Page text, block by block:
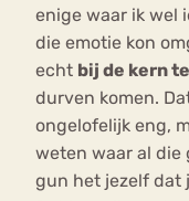
enige waar ik wel
die emotie kon
echt bij de kern
durven komen.
ongelofelijk eng,
weten waar al die
gun het jezelf dat